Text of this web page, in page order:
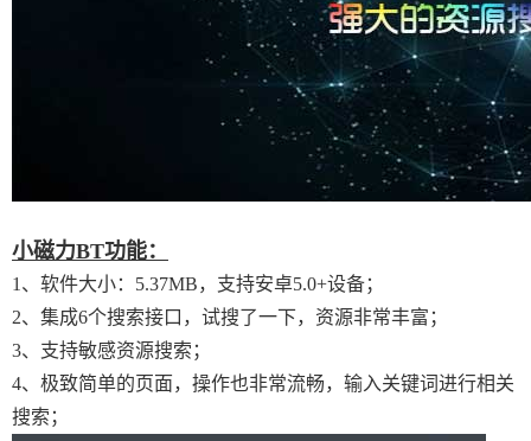
小磁力BT功能：
1、软件大小：5.37MB，支持安卓5.0+设备；
2、集成6个搜索接口，试搜了一下，资源非常丰富；
3、支持敏感资源搜索；
4、极致简单的页面，操作也非常流畅，输入关键词进行相关
搜索；